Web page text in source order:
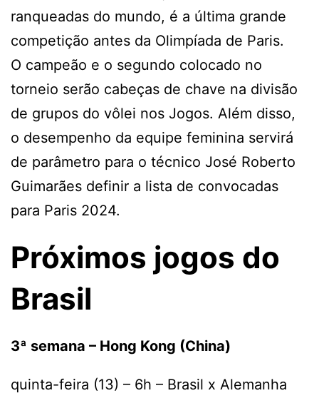
ranqueadas do mundo, é a última grande
competição antes da Olimpíada de Paris.
O campeão e o segundo colocado no
torneio serão cabeças de chave na divisão
de grupos do vôlei nos Jogos. Além disso,
o desempenho da equipe feminina servirá
de parâmetro para o técnico José Roberto
Guimarães definir a lista de convocadas
para Paris 2024.
Próximos jogos do
Brasil
3ª semana – Hong Kong (China)
quinta-feira (13) – 6h – Brasil x Alemanha